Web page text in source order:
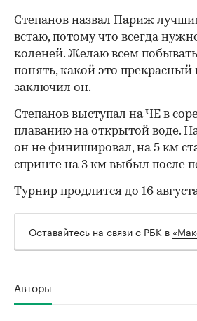
00:00 00:00
Степанов назвал Париж
встаю, потому что всегда
коленей. Желаю всем
понять, какой это прекрасный
заключил он.
Степанов выступал на ЧЕ в
плаванию на открытой воде.
он не финишировал, на 5 км
спринте на 3 км выбыл после
Турнир продлится до 16
Оставайтесь на связи с РБК в
Авторы